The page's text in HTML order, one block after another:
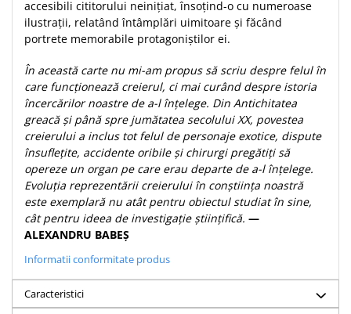
Viata din belsug
Viata de zi cu zi
Dezvoltare personala
Leadership
Mediu
Sanatate / nutritie
accesibili cititorului neinițiat, însoțind-o cu numeroase
ilustrații, relatând întâmplări uimitoare și făcând
portrete memorabile protagoniștilor ei.
În această carte nu mi-am propus să scriu despre felul în
care funcționează creierul, ci mai curând despre istoria
încercărilor noastre de a-l înțelege. Din Antichitatea
greacă și până spre jumătatea secolului XX, povestea
creierului a inclus tot felul de personaje exotice, dispute
însuflețite, accidente oribile și chirurgi pregătiți să
opereze un organ pe care erau departe de a-l înțelege.
Evoluția reprezentării creierului în conștiința noastră
este exemplară nu atât pentru obiectul studiat în sine,
cât pentru ideea de investigație științifică. —
ALEXANDRU BABEȘ
Informatii conformitate produs
Caracteristici